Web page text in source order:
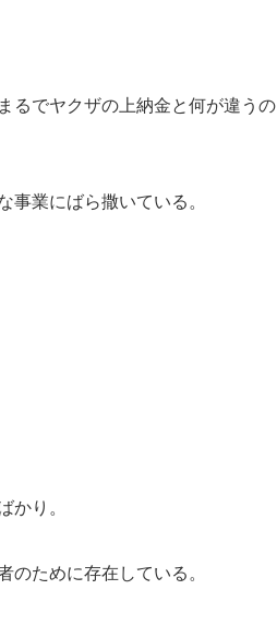
るでヤクザの上納金と何が違うの
業にばら撒いている。
かり。
のために存在している。